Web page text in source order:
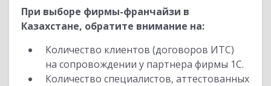
При выборе фирмы-франчайзи в
Казахстане, обратите внимание на:
Количество клиентов (договоров ИТС)
на сопровождении у партнера фирмы 1С.
Количество специалистов, аттестованных